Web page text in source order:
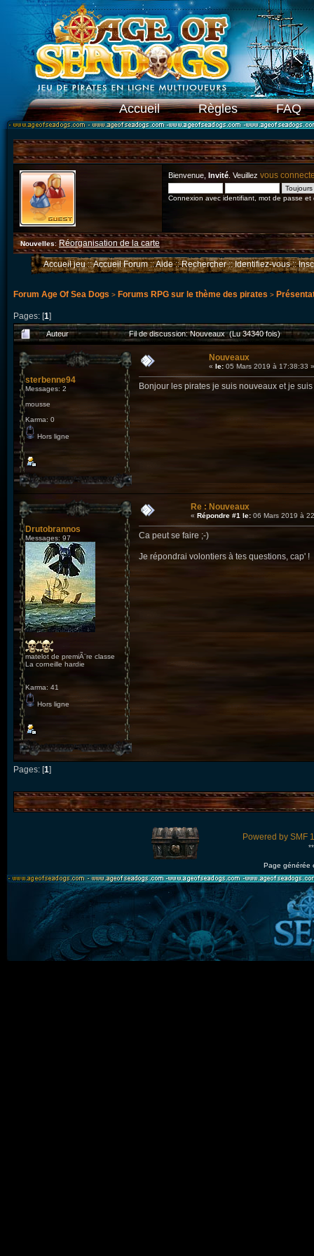
Accueil Règles FAQ
Bienvenue, Invité . Veuillez vous
Connexion avec identifiant, mot de passe et
Nouvelles: Réorganisation de la carte
Accueil jeu::Accueil Forum::Aide::Rechercher::Identifiez-vous::
Forum Age Of Sea Dogs > Forums RPG sur le thème des pirates >
Pages: [1]
Auteur Fil de discussion: Nouveaux (Lu 34340 fois)
sterbenne94
Messages: 2
mousse
Karma: 0
Hors ligne
Nouveaux
« le: 05 Mars 2019 à 17:38:33 »
Bonjour les pirates je suis nouveaux et je
Drutobrannos
Messages: 97
matelot de premiÃ¨re classe
La corneille hardie
Karma: 41
Hors ligne
Re : Nouveaux
« Répondre #1 le: 06 Mars 2019 à
Ca peut se faire ;-)
Je répondrai volontiers à tes questions, cap' !
Pages: [1]
Powered by SMF
Page générée